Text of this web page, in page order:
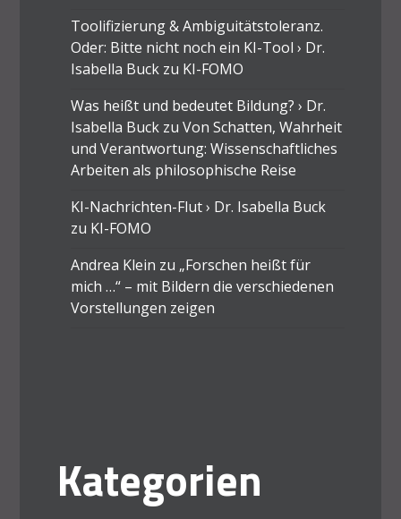
Toolifizierung & Ambiguitätstoleranz.
Oder: Bitte nicht noch ein KI-Tool › Dr.
Isabella Buckzu KI-FOMO
Was heißt und bedeutet Bildung? › Dr.
Isabella Buckzu Von Schatten, Wahrheit
und Verantwortung: Wissenschaftliches
Arbeiten als philosophische Reise
KI-Nachrichten-Flut › Dr. Isabella Buck
zu KI-FOMO
Andrea Klein zu „Forschen heißt für
mich …“ – mit Bildern die verschiedenen
Vorstellungen zeigen
Kategorien